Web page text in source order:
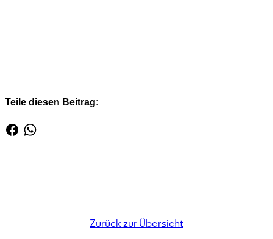
Teile diesen Beitrag:
Zurück zur Übersicht